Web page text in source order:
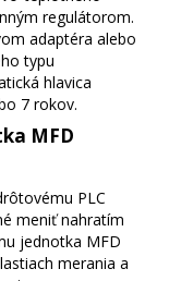
regulátorom.
adaptéra alebo
typu
hlavica
7 rokov.
MFD
PLC
meniť nahratím
jednotka MFD
merania a